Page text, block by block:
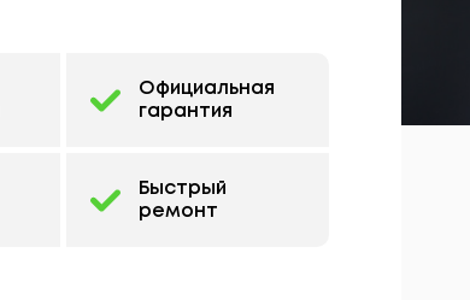
Официальная
гарантия
Быстрый
ремонт